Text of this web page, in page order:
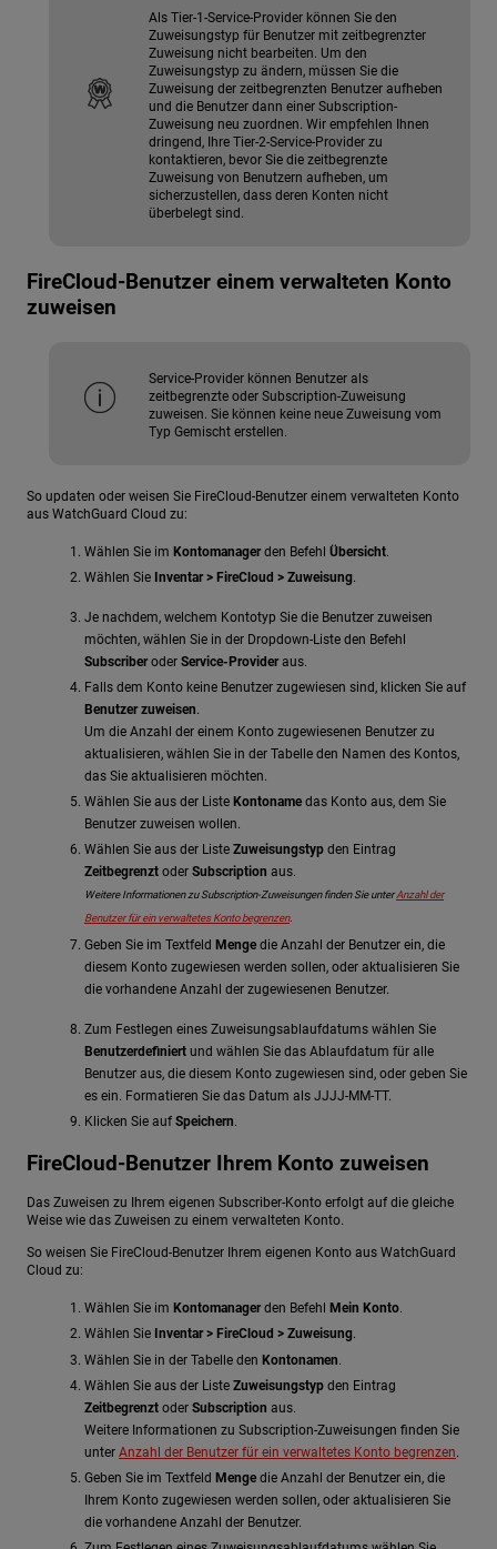
Als Tier-1-Service-Provider können Sie den
Zuweisungstyp für Benutzer mit zeitbegrenzter
Zuweisung nicht bearbeiten. Um den
Zuweisungstyp zu ändern, müssen Sie die
Zuweisung der zeitbegrenzten Benutzer aufheben
und die Benutzer dann einer Subscription-
Zuweisung neu zuordnen. Wir empfehlen Ihnen
dringend, Ihre Tier-2-Service-Provider zu
kontaktieren, bevor Sie die zeitbegrenzte
Zuweisung von Benutzern aufheben, um
sicherzustellen, dass deren Konten nicht
überbelegt sind.
FireCloud-Benutzer einem verwalteten Konto
zuweisen
Service-Provider können Benutzer als
zeitbegrenzte oder Subscription-Zuweisung
zuweisen. Sie können keine neue Zuweisung vom
Typ Gemischt erstellen.
So updaten oder weisen Sie FireCloud-Benutzer einem verwalteten Konto
aus WatchGuard Cloud zu:
Wählen Sie im Kontomanagerden Befehl Übersicht.
Wählen Sie Inventar > FireCloud > Zuweisung.
Je nachdem, welchem Kontotyp Sie die Benutzer zuweisen
möchten, wählen Sie in der Dropdown-Liste den Befehl
Subscriberoder Service-Provideraus.
Falls dem Konto keine Benutzer zugewiesen sind, klicken Sie auf
Benutzer zuweisen.
Um die Anzahl der einem Konto zugewiesenen Benutzer zu
aktualisieren, wählen Sie in der Tabelle den Namen des Kontos,
das Sie aktualisieren möchten.
Wählen Sie aus der Liste Kontoname das Konto aus, dem Sie
Benutzer zuweisen wollen.
Wählen Sie aus der Liste Zuweisungstyp den Eintrag
Zeitbegrenzt oder Subscription aus.
Weitere Informationen zu Subscription-Zuweisungen finden Sie unterAnzahl der
Benutzer für ein verwaltetes Konto begrenzen.
Geben Sie im Textfeld Menge die Anzahl der Benutzer ein, die
diesem Konto zugewiesen werden sollen, oder aktualisieren Sie
die vorhandene Anzahl der zugewiesenen Benutzer.
Zum Festlegen eines Zuweisungsablaufdatums wählen Sie
Benutzerdefiniert und wählen Sie das Ablaufdatum für alle
Benutzer aus, die diesem Konto zugewiesen sind, oder geben Sie
es ein. Formatieren Sie das Datum als JJJJ-MM-TT.
Klicken Sie auf Speichern.
FireCloud-Benutzer Ihrem Konto zuweisen
Das Zuweisen zu Ihrem eigenen Subscriber-Konto erfolgt auf die gleiche
Weise wie das Zuweisen zu einem verwalteten Konto.
So weisen Sie FireCloud-Benutzer Ihrem eigenen Konto aus WatchGuard
Cloud zu:
Wählen Sie im Kontomanagerden Befehl Mein Konto.
Wählen Sie Inventar > FireCloud > Zuweisung.
Wählen Sie in der Tabelle den Kontonamen.
Wählen Sie aus der Liste Zuweisungstyp den Eintrag
Zeitbegrenzt oder Subscription aus.
Weitere Informationen zu Subscription-Zuweisungen finden Sie
unter Anzahl der Benutzer für ein verwaltetes Konto begrenzen.
Geben Sie im Textfeld Menge die Anzahl der Benutzer ein, die
Ihrem Konto zugewiesen werden sollen, oder aktualisieren Sie
die vorhandene Anzahl der Benutzer.